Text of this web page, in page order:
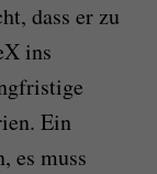
dass er zu
ins
Ein
es muss